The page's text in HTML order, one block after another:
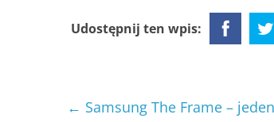
Udostępnij ten wpis:
← Samsung The Frame –